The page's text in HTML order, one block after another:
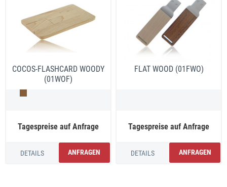
COCOS-FLASHCARD WOODY
(01WOF)
Tagespreise auf Anfrage
DETAILS ANFRAGEN
FLAT WOOD (01FWO)
Tagespreise auf Anfrage
DETAILS ANFRAGEN